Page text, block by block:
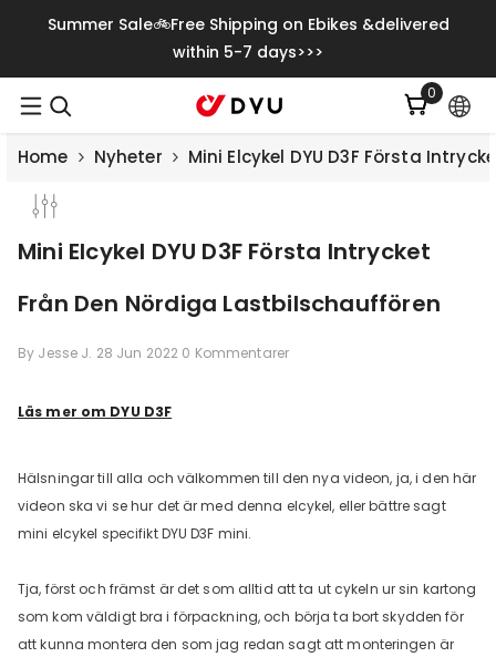
Gå Vidare Till Innehåll
Summer Sale🚲Free Shipping on Ebikes &delivered
within 5-7 days>>>
00
artiklar
Home Nyheter Mini Elcykel DYU D3F Första
Mini Elcykel DYU D3F Första Intrycket
Från Den Nördiga Lastbilschauffören
By Jesse J. 28 Jun 2022 0 Kommentarer
Läs mer om DYU D3F
Hälsningar till alla och välkommen till den nya videon, ja, i den här
videon ska vi se hur det är med denna elcykel, eller bättre sagt
mini elcykel specifikt DYU D3F mini.
Tja, först och främst är det som alltid att ta ut cykeln ur sin kartong
som kom väldigt bra i förpackning, och börja ta bort skydden för
att kunna montera den som jag redan sagt att monteringen är